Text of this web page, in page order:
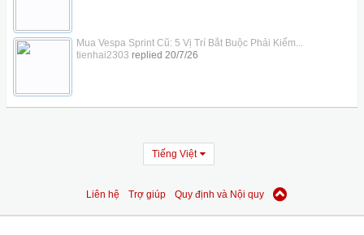
Mua Vespa Sprint Cũ: 5 Vị Trí Bắt Buộc Phải Kiểm...
tienhai2303 replied 20/7/26
Tiếng Việt
Liên hệ Trợ giúp Quy định và Nội quy